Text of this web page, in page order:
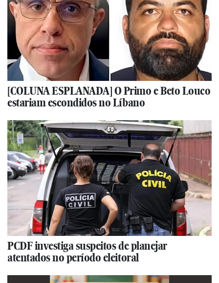
[COLUNA ESPLANADA] O Primo e Beto Louco
estariam escondidos no Líbano
PCDF investiga suspeitos de planejar
atentados no período eleitoral